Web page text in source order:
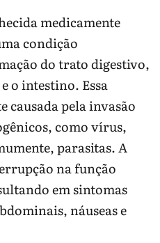
medicamente
condição
do trato digestivo,
o intestino. Essa
causada pela invasão
como vírus,
parasitas. A
na função
em sintomas
náuseas e